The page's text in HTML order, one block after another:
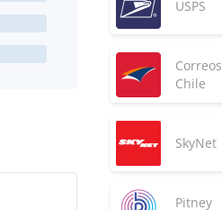
USPS
Correos
Chile
SkyNet
Pitney